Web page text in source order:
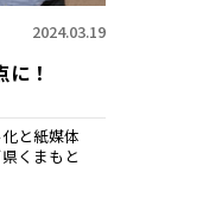
2024.03.19
！
と紙媒体
くまもと